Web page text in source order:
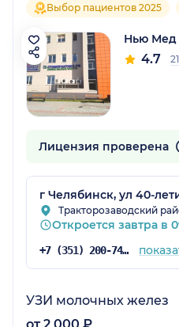
Выбор пациентов 2025
Нью Мед
4.7
Лицензия проверена
г Челябинск, ул 40-
Тракторозаводский
Откроется завтра в
+7 (351) 200-74-98
УЗИ молочных желез
от 2 000 ₽